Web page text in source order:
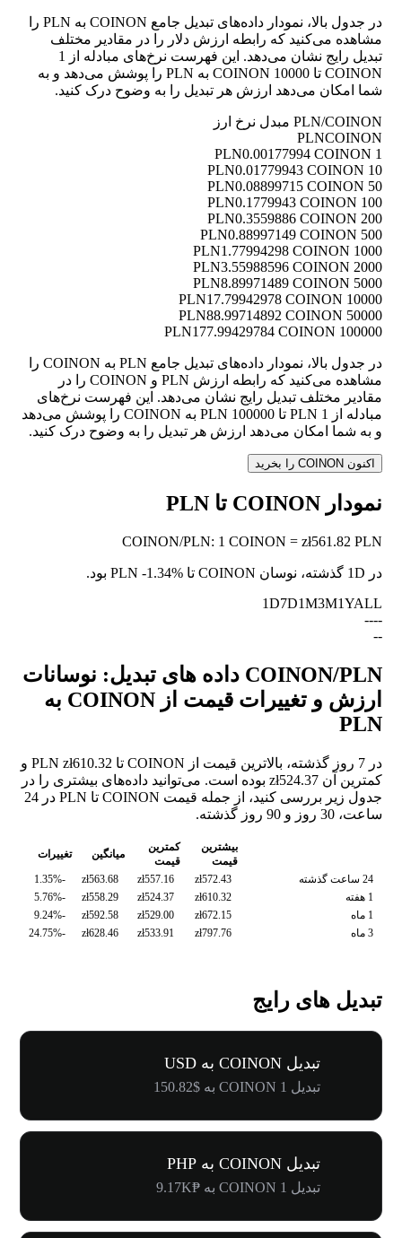
در جدول بالا، نمودار داده‌های تبدیل جامع COINON به PLN را
مشاهده می‌کنید که رابطه ارزش دلار را در مقادیر مختلف
تبدیل رایج نشان می‌دهد. این فهرست نرخ‌های مبادله از 1
COINON تا 10000 COINON به PLN را پوشش می‌دهد و به
شما امکان می‌دهد ارزش هر تبدیل را به وضوح درک کنید.
PLN/COINON مبدل نرخ ارز
PLNCOINON
1 PLN
0.00177994 COINON
10 PLN
0.01779943 COINON
50 PLN
0.08899715 COINON
100 PLN
0.1779943 COINON
200 PLN
0.3559886 COINON
500 PLN
0.88997149 COINON
1000 PLN
1.77994298 COINON
2000 PLN
3.55988596 COINON
5000 PLN
8.89971489 COINON
10000 PLN
17.79942978 COINON
50000 PLN
88.99714892 COINON
100000 PLN
177.99429784 COINON
در جدول بالا، نمودار داده‌های تبدیل جامع PLN به COINON را
مشاهده می‌کنید که رابطه ارزش PLN و COINON را در
مقادیر مختلف تبدیل رایج نشان می‌دهد. این فهرست نرخ‌های
مبادله از 1 PLN تا 100000 PLN به COINON را پوشش می‌دهد
و به شما امکان می‌دهد ارزش هر تبدیل را به وضوح درک کنید.
اکنون COINON را بخرید
نمودار COINON تا PLN
COINON/PLN: 1 COINON = zł561.82 PLN
در 1D گذشته، نوسان COINON تا PLN -1.34%
بود.
1D7D1M3M1YALL
--
--
--
COINON/PLN داده های تبدیل: نوسانات
ارزش و تغییرات قیمت از COINON به
PLN
در 7 روز گذشته، بالاترین قیمت از COINON تا PLN zł610.32 و
کمترین آن zł524.37 بوده است. می‌توانید داده‌های بیشتری را در
جدول زیر بررسی کنید، از جمله قیمت COINON تا PLN در 24
ساعت، 30 روز و 90 روز گذشته.
بیشترین
قیمت
کمترین
قیمت
میانگین
تغییرات
24 ساعت گذشته
zł572.43
zł557.16
zł563.68
-1.35%
1 هفته
zł610.32
zł524.37
zł558.29
-5.76%
1 ماه
zł672.15
zł529.00
zł592.58
-9.24%
3 ماه
zł797.76
zł533.91
zł628.46
-24.75%
تبدیل های رایج
تبدیل COINON به USD
تبدیل 1 COINON به $150.82
تبدیل COINON به PHP
تبدیل 1 COINON به ₱9.17K